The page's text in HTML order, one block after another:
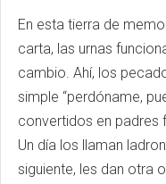
En esta tierra de
carta, las urnas
cambio. Ahí, los
simple “perdóname,
convertidos en padres
Un día los llaman
siguiente, les dan otra